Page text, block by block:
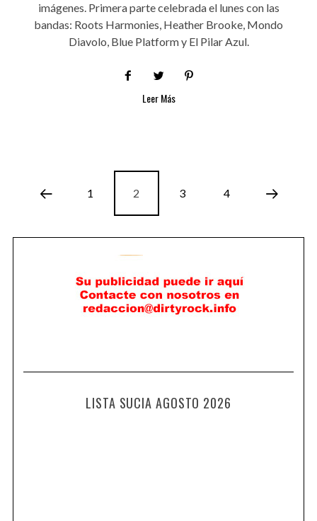
imágenes. Primera parte celebrada el lunes con las
bandas: Roots Harmonies, Heather Brooke, Mondo
Diavolo, Blue Platform y El Pilar Azul.
Leer Más
1 2 3 4
LISTA SUCIA AGOSTO 2026